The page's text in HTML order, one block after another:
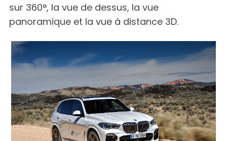
sur 360°, la vue de dessus, la vue
panoramique et la vue à distance 3D.